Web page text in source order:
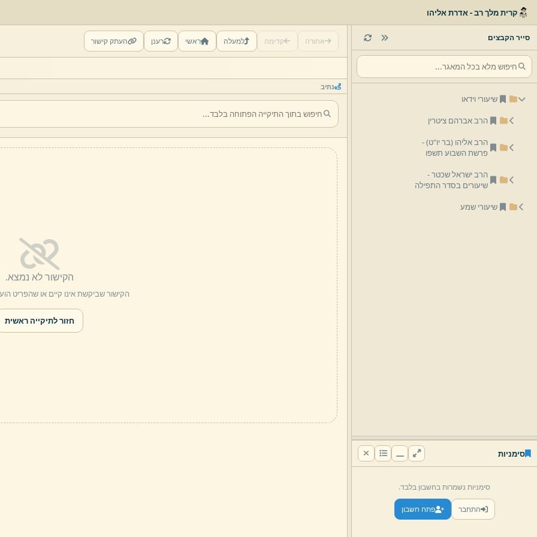
קרית מלך רב - אדרת אליהו
סייר הקבצים
שיעורי וידאו
הרב אברהם ציטרין
הרב אליהו (בר יו"ט)-
פרשת השבוע תשפו
הרב ישראל שכטר -
שיעורים בסדר התפילה
שיעורי שמע
סימניות
סימניות נשמרות בחשבון בלבד.
התחבר פתח חשבון
אחורה קדימה למעלה ראשי רענן העתק קישור
נתיב
הקישור לא נמצא.
הקישור שביקשת אינו קיים או שהפריט
חזור לתיקייה ראשית